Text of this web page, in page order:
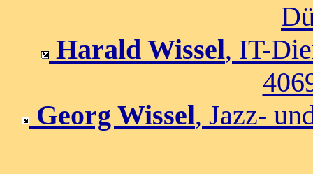
Harald Wissel, IT-
Georg Wissel, Jazz-